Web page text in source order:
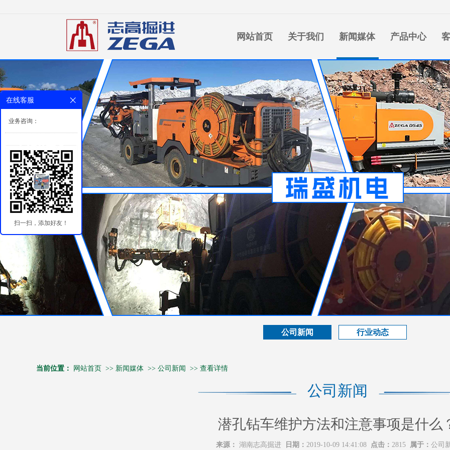
网站首页 关于我们 新闻媒体 产品中心
公司新闻 行业动态
当前位置： 网站首页 >> 新闻媒体 >> 公司新闻 >> 查看详情
公司新闻
潜孔钻车维护方法和注意事项是什么
来源： 湖南志高掘进 日期： 2019-10-09 14:41:08 点击： 2815 属于： 公司
在线客服
业务咨询：
扫一扫，添加好友！